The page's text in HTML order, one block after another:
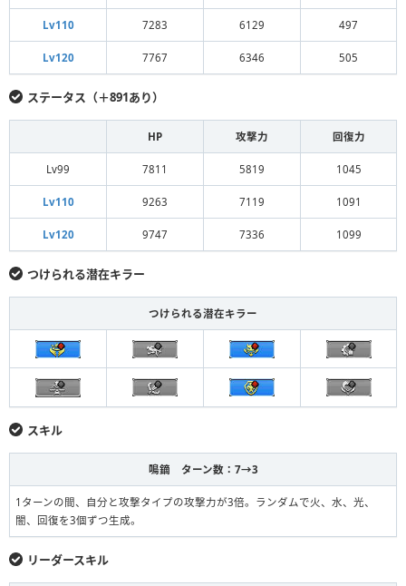
Lv110 7283 6129 497
Lv120 7767 6346 505
ステータス（＋891あり）
HP 攻撃力 回復力
Lv99 7811 5819 1045
Lv110 9263 7119 1091
Lv120 9747 7336 1099
つけられる潜在キラー
つけられる潜在キラー
スキル
鳴鏑 ターン数：7→3
1ターンの間、自分と攻撃タイプの攻撃力が3倍。ランダムで火、水、光、
闇、回復を3個ずつ生成。
リーダースキル